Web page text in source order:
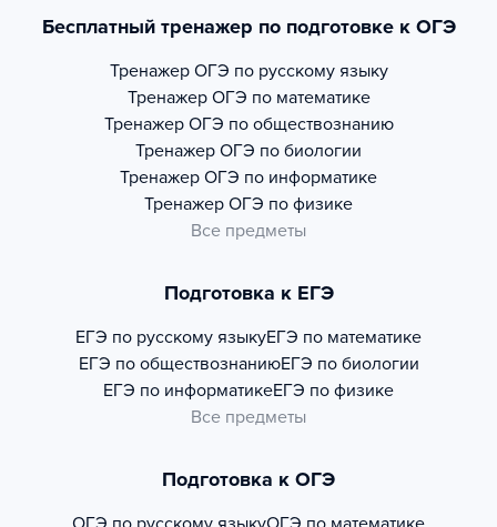
Бесплатный тренажер по подготовке к ОГЭ
Тренажер ОГЭ по русскому языку
Тренажер ОГЭ по математике
Тренажер ОГЭ по обществознанию
Тренажер ОГЭ по биологии
Тренажер ОГЭ по информатике
Тренажер ОГЭ по физике
Все предметы
Подготовка к ЕГЭ
ЕГЭ по русскому языкуЕГЭ по математике
ЕГЭ по обществознаниюЕГЭ по биологии
ЕГЭ по информатикеЕГЭ по физике
Все предметы
Подготовка к ОГЭ